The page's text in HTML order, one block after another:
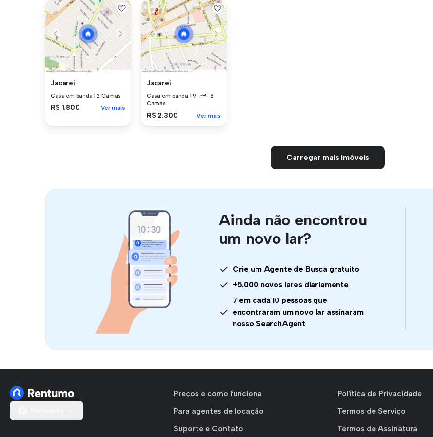
Jacareí
Casa em banda 2 Camas
R$ 1.800 Ver mais
Jacareí
Casa em banda 91 m² |3
Camas
R$ 2.300 Ver mais
Carregar mais imóveis
Ainda não encontrou
um novo lar?
Crie um Agente de Busca gratuito
+5.000 novos lares diariamente
7 em cada 10 pessoas que
encontraram um novo lar assinaram
nosso SearchAgent
Preços e como funciona
Para agentes de locação
Suporte e Contato
Política de Privacidade
Termos de Serviço
Termos de Assinatura